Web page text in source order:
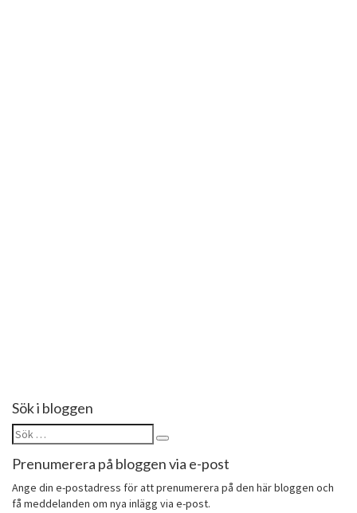
Sök i bloggen
Sök
efter:
Sök
Prenumerera på bloggen via e-post
Ange din e-postadress för att prenumerera på den här bloggen och
få meddelanden om nya inlägg via e-post.